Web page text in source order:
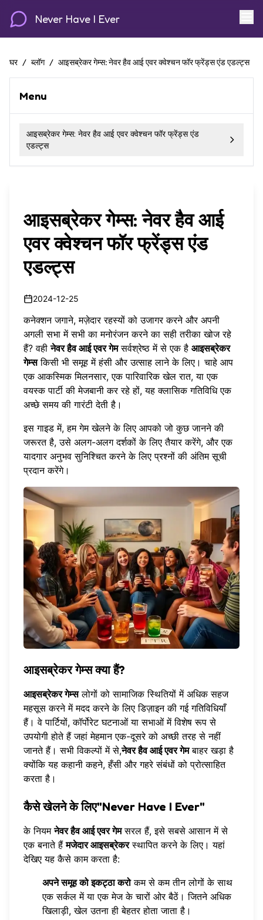
Never Have I Ever
घर / ब्लॉग / आइसब्रेकर गेम्स: नेवर हैव आई एवर क्वेश्चन फॉर फ्रेंड्स एंड एडल्ट्स
Menu
आइसब्रेकर गेम्स: नेवर हैव आई एवर क्वेश्चन फॉर फ्रेंड्स एंड
एडल्ट्स
आइसब्रेकर गेम्स: नेवर हैव आई
एवर क्वेश्चन फॉर फ्रेंड्स एंड
एडल्ट्स
2024-12-25
कनेक्शन जगाने, मज़ेदार रहस्यों को उजागर करने और अपनी
अगली सभा में सभी का मनोरंजन करने का सही तरीका खोज रहे
हैं? वहीनेवर हैव आई एवर गेमसर्वश्रेष्ठ में से एक है आइसब्रेकर
गेम्सकिसी भी समूह में हंसी और उत्साह लाने के लिए। चाहे आप
एक आकस्मिक मिलनसार, एक पारिवारिक खेल रात, या एक
वयस्क पार्टी की मेजबानी कर रहे हों, यह क्लासिक गतिविधि एक
अच्छे समय की गारंटी देती है।
इस गाइड में, हम गेम खेलने के लिए आपको जो कुछ जानने की
जरूरत है, उसे अलग-अलग दर्शकों के लिए तैयार करेंगे, और एक
यादगार अनुभव सुनिश्चित करने के लिए प्रश्नों की अंतिम सूची
प्रदान करेंगे।
आइसब्रेकर गेम्स क्या हैं?
आइसब्रेकर गेम्सलोगों को सामाजिक स्थितियों में अधिक सहज
महसूस करने में मदद करने के लिए डिज़ाइन की गई गतिविधियाँ
हैं। वे पार्टियों, कॉर्पोरेट घटनाओं या सभाओं में विशेष रूप से
उपयोगी होते हैं जहां मेहमान एक-दूसरे को अच्छी तरह से नहीं
जानते हैं। सभी विकल्पों में से,नेवर हैव आई एवर गेमबाहर खड़ा है
क्योंकि यह कहानी कहने, हँसी और गहरे संबंधों को प्रोत्साहित
करता है।
कैसे खेलने के लिए"Never Have I Ever"
के नियमनेवर हैव आई एवर गेमसरल हैं, इसे सबसे आसान में से
एक बनाते हैंमजेदार आइसब्रेकरस्थापित करने के लिए। यहां
देखिए यह कैसे काम करता है:
अपने समूह को इकट्ठा करोकम से कम तीन लोगों के साथ
एक सर्कल में या एक मेज के चारों ओर बैठें। जितने अधिक
खिलाड़ी, खेल उतना ही बेहतर होता जाता है।